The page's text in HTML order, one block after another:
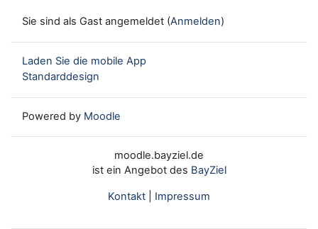
Sie sind als Gast angemeldet (Anmelden)
Laden Sie die mobile App
Standarddesign
Powered by Moodle
moodle.bayziel.de
ist ein Angebot des BayZiel
Kontakt Impressum